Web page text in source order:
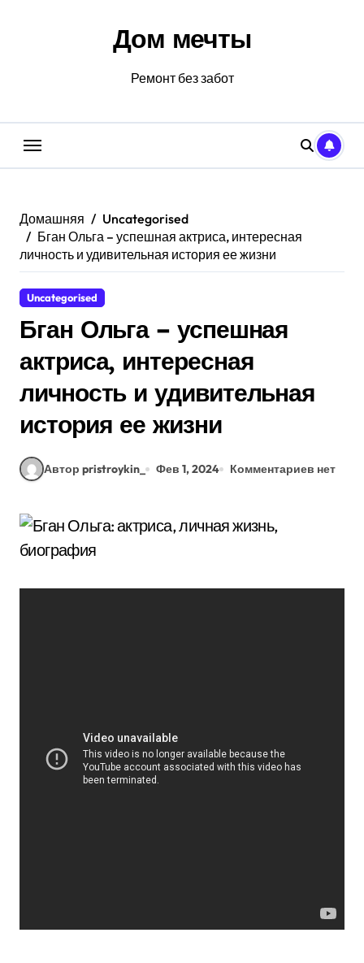
Дом мечты
Ремонт без забот
Домашняя
Uncategorised
Бган Ольга – успешная актриса, интересная
личность и удивительная история ее жизни
Uncategorised
Бган Ольга – успешная
актриса, интересная
личность и удивительная
история ее жизни
Автор pristroykin_ Фев 1, 2024 Комментариев нет